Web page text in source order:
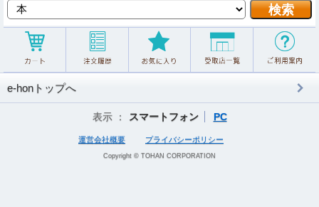
e-honトップへ
表示 ： スマートフォン PC
運営会社概要 プライバシーポリシー
Copyright © TOHAN CORPORATION